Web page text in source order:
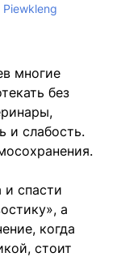
многие
без
и слабость.
и спасти
а
когда
стоит